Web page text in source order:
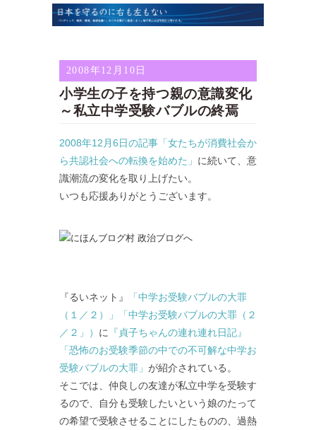
2008年12月10日
小学生の子を持つ親の意識変化
～私立中学受験バブルの終焉
2008年12月6日の記事「女たちが消費社会か
ら共認社会への転換を始めた」 に続いて、意
識潮流の変化を取り上げたい。
いつも応援ありがとうございます。
『るいネット』
「中学お受験バブルの大罪
（１／２）」
「中学お受験バブルの大罪（２
／２」） に
『貞子ちゃんの連れ連れ日記』
「恐怖のお受験季節の中での不可解な中学お
受験バブルの大罪」 が紹介されている。
そこでは、仲良しの友達が私立中学を受験す
るので、自分も受験したいという娘のたって
の希望で受験させることにしたものの、過熱